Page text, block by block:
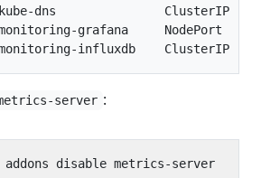
dns               ClusterIP
grafana     NodePort
server :